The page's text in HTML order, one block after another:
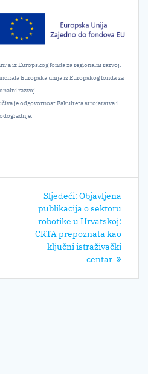
iz Europskog fonda za regionalni razvoj.
Europska unija iz Europskog fonda za
razvoj.
je odgovornost Fakulteta strojarstva i
Sljedeći: Sljedeći
post:
Objavljena
publikacija o sektoru
robotike u Hrvatskoj:
CRTA prepoznata kao
ključni istraživački
centar